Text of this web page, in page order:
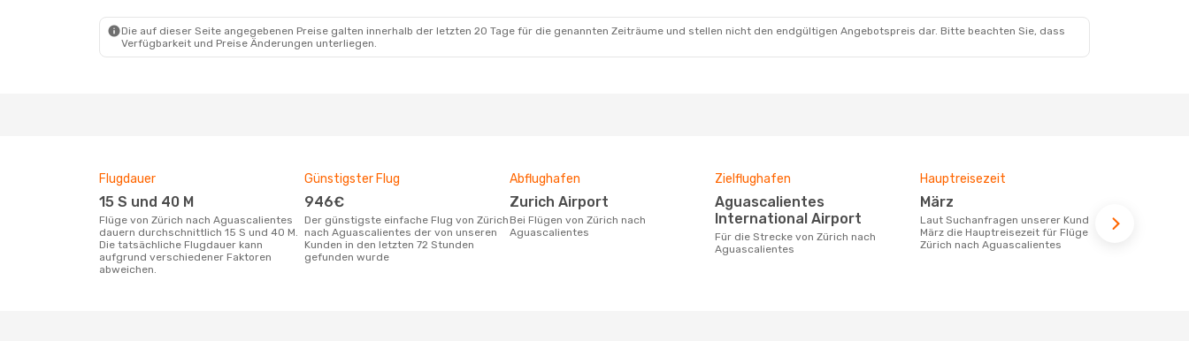
Die auf dieser Seite angegebenen Preise galten innerhalb der letzten 20 Tage für die genannten Zeiträume und stellen nicht den endgültigen Angebotspreis dar. Bitte beachten Sie, dass
Verfügbarkeit und Preise Änderungen unterliegen.
Flugdauer
15 S und 40 M
Flüge von Zürich nach Aguascalientes
dauern durchschnittlich 15 S und 40 M.
Die tatsächliche Flugdauer kann
aufgrund verschiedener Faktoren
abweichen.
Günstigster Flug
946€
Der günstigste einfache Flug von Zürich
nach Aguascalientes der von unseren
Kunden in den letzten 72 Stunden
gefunden wurde
Abflughafen
Zurich Airport
Bei Flügen von Zürich nach
Aguascalientes
Zielflughafen
Aguascalientes
International Airport
Für die Strecke von Zürich nach
Aguascalientes
Hauptreisezeit
März
Laut Suchanfragen unserer Kunden ist
März die Hauptreisezeit für Flüge von
Zürich nach Aguascalientes